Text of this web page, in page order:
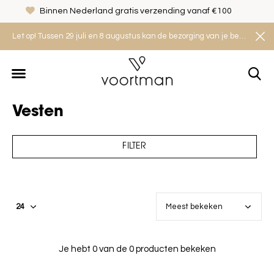
Let op! Tussen 29 juli en 8 augustus kan de bezorging van je bestelling iets langer duren. Houd rekening met een levertijd van 2 tot 4 werkdagen.
Binnen Nederland gratis verzending vanaf €100
Vesten
FILTER
Je hebt 0 van de 0 producten bekeken